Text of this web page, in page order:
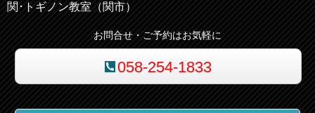
関･トギノン教室（関市）
お問合せ・ご予約はお気軽に
058-254-1833